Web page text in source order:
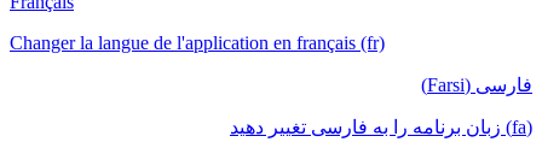
Changer la langue de l'application en français (fr)
فارسی (Farsi)
(fa) زبان برنامه را به فارسی تغییر دهید